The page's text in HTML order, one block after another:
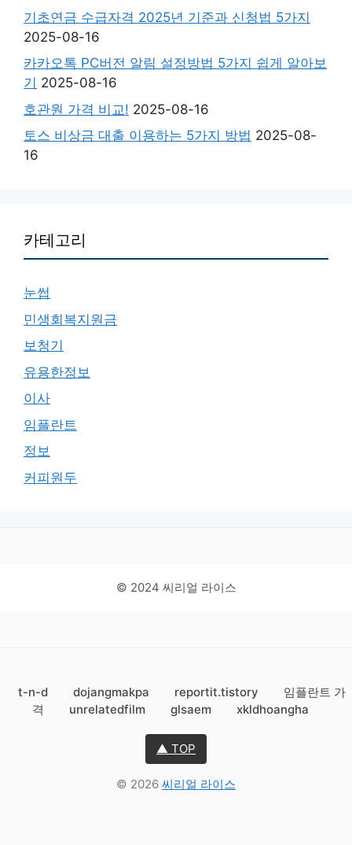
기초연금 수급자격 2025년 기준과 신청법 5가지
2025-08-16
카카오톡 PC버전 알림 설정방법 5가지 쉽게 알아보
기 2025-08-16
호관원 가격 비교! 2025-08-16
토스 비상금 대출 이용하는 5가지 방법 2025-08-
16
카테고리
눈썹
민생회복지원금
보청기
유용한정보
이사
임플란트
정보
커피원두
© 2024 씨리얼 라이스
t-n-d dojangmakpa reportit.tistory
임플란트 가
격
unrelatedfilm glsaem xkldhoangha
▲ TOP
© 2026 씨리얼 라이스